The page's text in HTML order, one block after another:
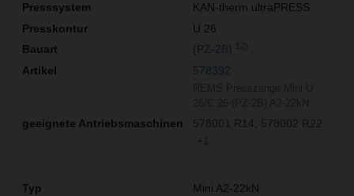
KAN-therm ultraPRESS
U 26
(PZ-2B)
12)
578392
578001 R14
578002 R22
+1
Mini A2-22kN